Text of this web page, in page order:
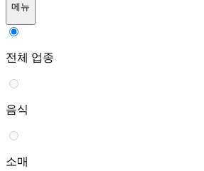
메뉴
전체 업종
음식
소매